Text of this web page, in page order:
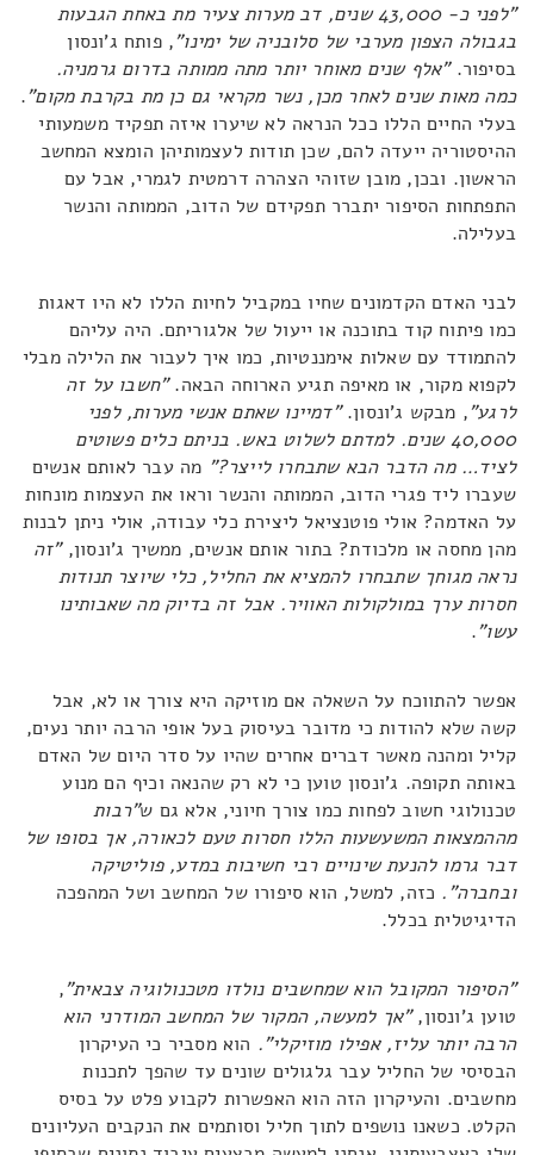
"לפני כ- 43,000 שנים, דב מערות צעיר מת באחת הגבעות
בגבולה הצפון מערבי של סלובניה של ימינו", פותח ג'ונסון
בסיפור."אלף שנים מאוחר יותר מתה ממותה בדרום גרמניה.
כמה מאות שנים לאחר מכן, נשר מקראי גם כן מת בקרבת מקום".
בעלי החיים הללו ככל הנראה לא שיערו איזה תפקיד משמעותי
ההיסטוריה ייעדה להם, שכן תודות לעצמותיהן הומצא המחשב
הראשון. ובכן, מובן שזוהי הצהרה דרמטית לגמרי, אבל עם
התפתחות הסיפור יתברר תפקידם של הדוב, הממותה והנשר
בעלילה.
לבני האדם הקדמונים שחיו במקביל לחיות הללו לא היו דאגות
כמו פיתוח קוד בתוכנה או ייעול של אלגוריתם. היה עליהם
להתמודד עם שאלות אימננטיות, כמו איך לעבור את הלילה מבלי
לקפוא מקור, או מאיפה תגיע הארוחה הבאה."חשבו על זה
לרגע", מבקש ג'ונסון."דמיינו שאתם אנשי מערות, לפני
40,000 שנים. למדתם לשלוט באש. בניתם כלים פשוטים
לציד… מה הדבר הבא שתבחרו לייצר?" מה עבר לאותם אנשים
שעברו ליד פגרי הדוב, הממותה והנשר וראו את העצמות מונחות
על האדמה? אולי פוטנציאל ליצירת כלי עבודה, אולי ניתן לבנות
מהן מחסה או מלכודת? בתור אותם אנשים, ממשיך ג'ונסון,"זה
נראה מגוחך שתבחרו להמציא את החליל, כלי שיוצר תנודות
חסרות ערך במולקולות האוויר. אבל זה בדיוק מה שאבותינו
עשו".
אפשר להתווכח על השאלה אם מוזיקה היא צורך או לא, אבל
קשה שלא להודות כי מדובר בעיסוק בעל אופי הרבה יותר נעים,
קליל ומהנה מאשר דברים אחרים שהיו על סדר היום של האדם
באותה תקופה. ג'ונסון טוען כי לא רק שהנאה וכיף הם מנוע
טכנולוגי חשוב לפחות כמו צורך חיוני, אלא גם ש"רבות
מההמצאות המשעשעות הללו חסרות טעם לכאורה, אך בסופו של
דבר גרמו להנעת שינויים רבי חשיבות במדע, פוליטיקה
ובחברה". כזה, למשל, הוא סיפורו של המחשב ושל המהפכה
הדיגיטלית בכלל.
"הסיפור המקובל הוא שמחשבים נולדו מטכנולוגיה צבאית",
טוען ג'ונסון,"אך למעשה, המקור של המחשב המודרני הוא
הרבה יותר עליז, אפילו מוזיקלי". הוא מסביר כי העיקרון
הבסיסי של החליל עבר גלגולים שונים עד שהפך לתכנות
מחשבים. והעיקרון הזה הוא האפשרות לקבוע פלט על בסיס
הקלט. כשאנו נושפים לתוך חליל וסותמים את הנקבים העליונים